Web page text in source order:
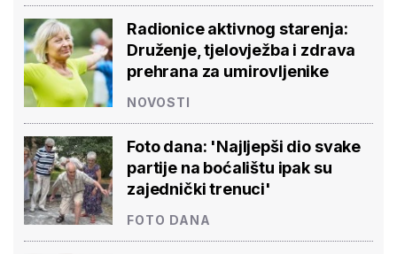
Radionice aktivnog starenja:
Druženje, tjelovježba i zdrava
prehrana za umirovljenike
NOVOSTI
Foto dana: 'Najljepši dio svake
partije na boćalištu ipak su
zajednički trenuci'
FOTO DANA